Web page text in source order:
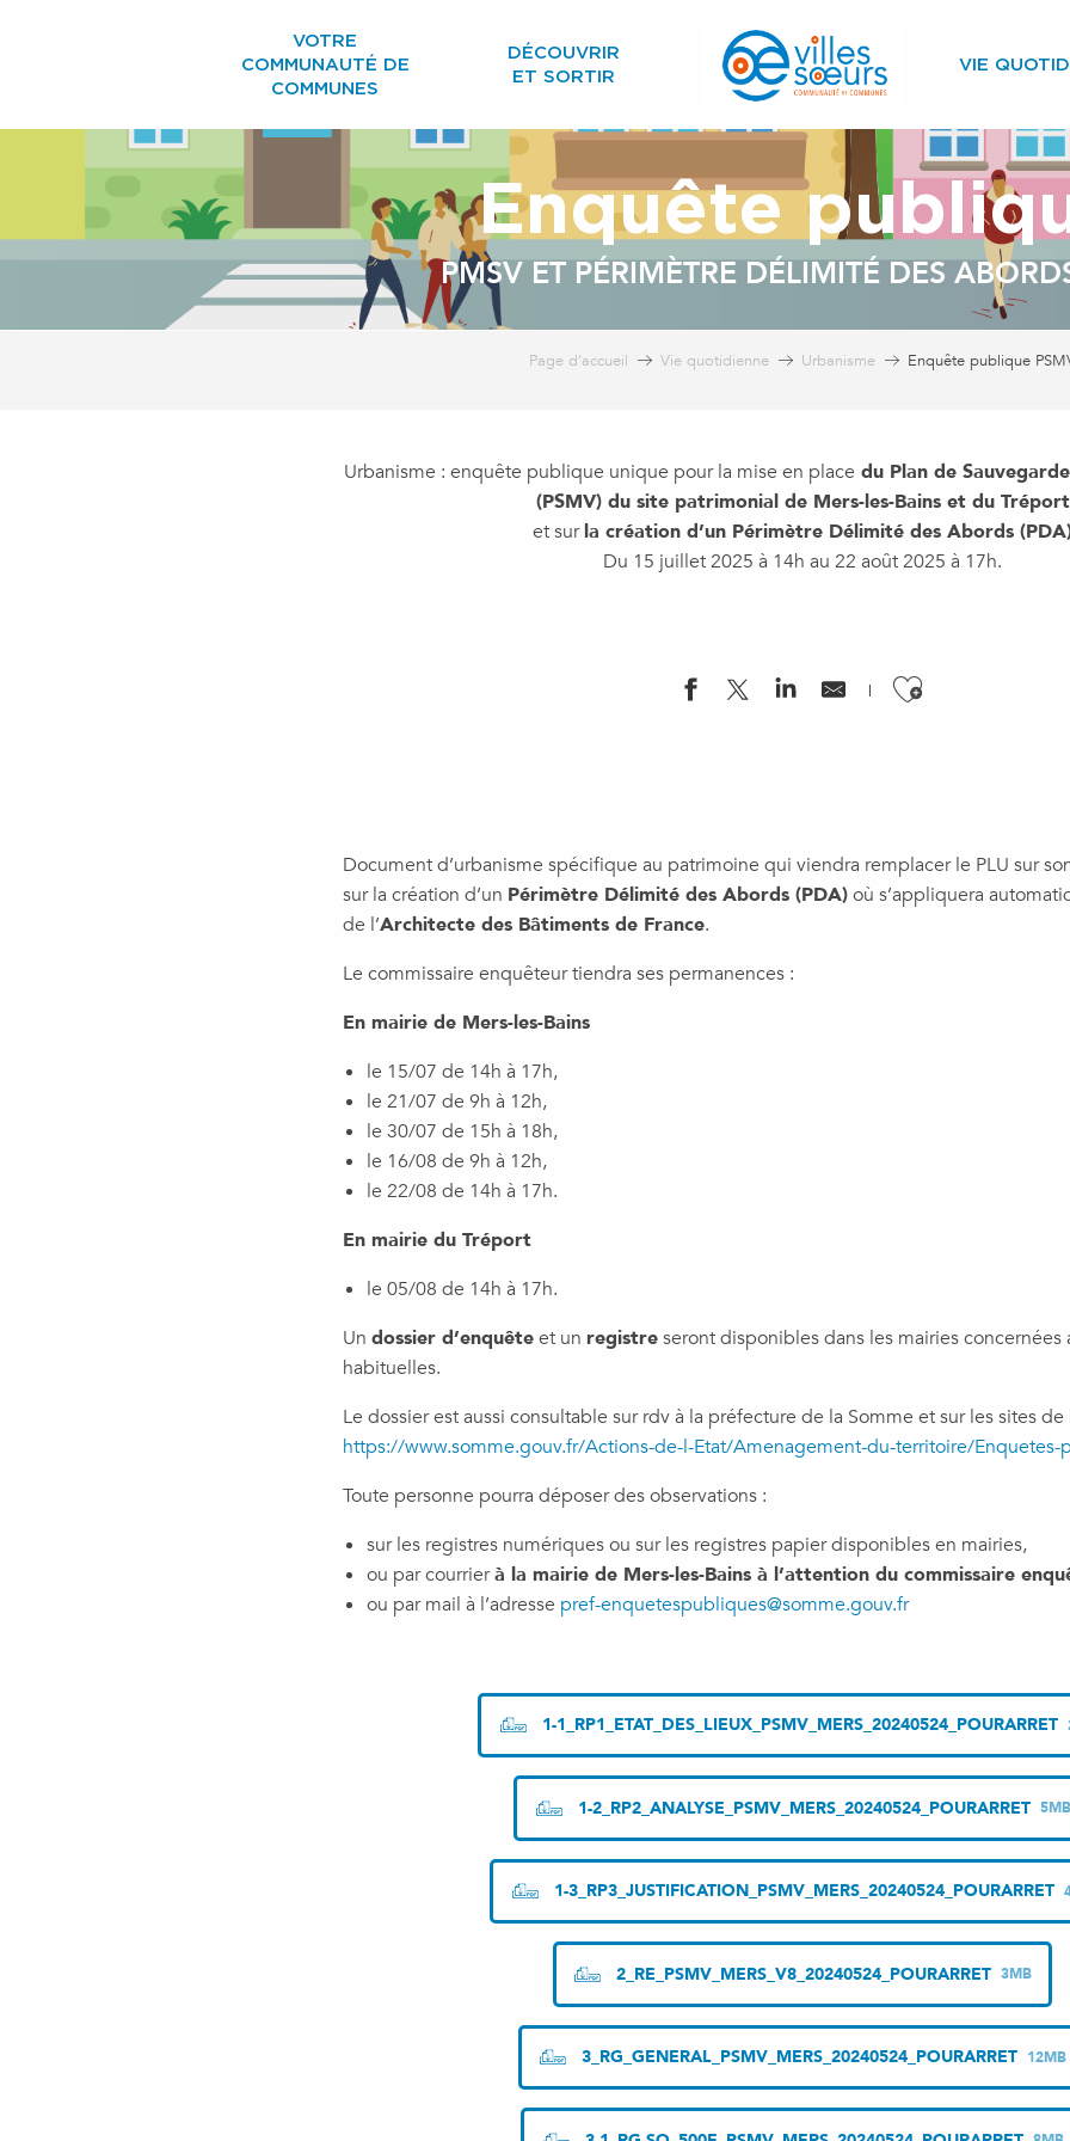
VOTRE
COMMUNAUTÉ DE
COMMUNES
DÉCOUVRIR
ET SORTIR
VIE
Enquête
PMSV ET PÉRIMÈTRE DÉLIMITÉ DES
Page d’accueil Vie quotidienne Urbanisme Enquête publique
Urbanisme : enquête publique unique pour la mise en place du Plan de
(PSMV) du site patrimonial de Mers-les-Bains et du Tréport
et surla création d’un Périmètre Délimité des Abords
Du 15 juillet 2025 à 14h au 22 août 2025 à 17h.
Ajouter
Document d’urbanisme spécifique au patrimoine qui viendra remplacer le PLU sur
sur la création d’un Périmètre Délimité des Abords (PDA)où s’appliquera
de l’Architecte des Bâtiments de France.
Le commissaire enquêteur tiendra ses permanences :
En mairie de Mers-les-Bains
le 15/07 de 14h à 17h,
le 21/07 de 9h à 12h,
le 30/07 de 15h à 18h,
le 16/08 de 9h à 12h,
le 22/08 de 14h à 17h.
En mairie du Tréport
le 05/08 de 14h à 17h.
Un dossier d’enquêteet un registreseront disponibles dans les mairies concernées
habituelles.
Le dossier est aussi consultable sur rdv à la préfecture de la Somme et sur les sites de
https://www.somme.gouv.fr/Actions-de-l-Etat/Amenagement-du-territoire/Enquetes-
Toute personne pourra déposer des observations :
sur les registres numériques ou sur les registres papier disponibles en mairies,
ou par courrierà la mairie de Mers-les-Bains à l’attention du commissaire
ou par mail à l’adresse pref-enquetespubliques@somme.gouv.fr
1-1_RP1_ETAT_DES_LIEUX_PSMV_MERS_20240524_POURARRET
1-2_RP2_ANALYSE_PSMV_MERS_20240524_POURARRET 5MB
1-3_RP3_JUSTIFICATION_PSMV_MERS_20240524_POURARRET
2_RE_PSMV_MERS_V8_20240524_POURARRET 3MB
3_RG_GENERAL_PSMV_MERS_20240524_POURARRET 12MB